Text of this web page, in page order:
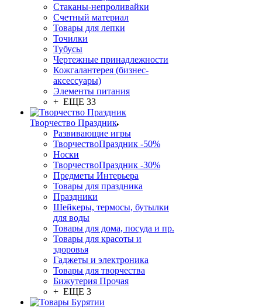
Стаканы-непроливайки
Счетный материал
Товары для лепки
Точилки
Тубусы
Чертежные принадлежности
Кожгалантерея (бизнес-
аксессуары)
Элементы питания
+ ЕЩЕ 33
Творчество Праздник
Развивающие игры
ТворчествоПраздник -50%
Носки
ТворчествоПраздник -30%
Предметы Интерьера
Товары для праздника
Праздники
Шейкеры, термосы, бутылки
для воды
Товары для дома, посуда и пр.
Товары для красоты и
здоровья
Гаджеты и электроника
Товары для творчества
Бижутерия Прочая
+ ЕЩЕ 3